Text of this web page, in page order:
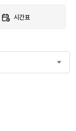
시간표